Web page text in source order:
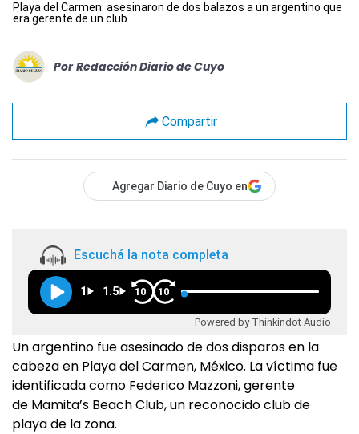
Playa del Carmen: asesinaron de dos balazos a un argentino que
era gerente de un club
Por Redacción Diario de Cuyo
Compartir
Agregar Diario de Cuyo en
Escuchá la nota completa
1 1.5 10 10
Powered by Thinkindot Audio
Un argentino fue asesinado de dos disparos en la
cabeza en Playa del Carmen, México. La víctima fue
identificada como Federico Mazzoni, gerente
de Mamita’s Beach Club, un reconocido club de
playa de la zona.